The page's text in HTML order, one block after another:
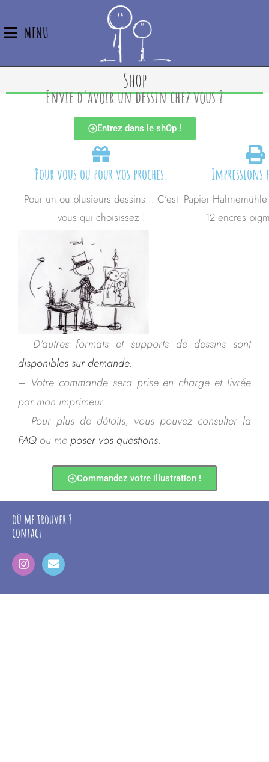
MENU
Shop
Envie d'avoir un dessin chez vous ?
Entrez dans le shOp !
Pour vous ou pour vos proches.
Pour un ou plusieurs dessins… C’est
vous qui choisissez !
Papier
12 encres
– D’autres formats et supports de dessins sont
disponibles sur demande.
– Votre commande sera prise en charge et livrée
par mon imprimeur.
– Pour plus de détails, vous pouvez consulter la
FAQ ou meposer vos questions.
Commandez votre illustration !
contact
où me trouver ?